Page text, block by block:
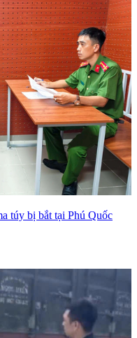
túy bị bắt tại Phú Quốc